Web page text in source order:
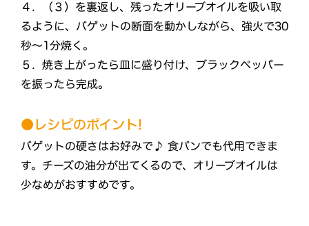
４. （３）を裏返し、残ったオリーブオイルを吸い取
るように、バゲットの断面を動かしながら、強火で30
秒〜1分焼く。
５. 焼き上がったら皿に盛り付け、ブラックペッパー
を振ったら完成。
●レシピのポイント!
バゲットの硬さはお好みで♪ 食パンでも代用できま
す。チーズの油分が出てくるので、オリーブオイルは
少なめがおすすめです。